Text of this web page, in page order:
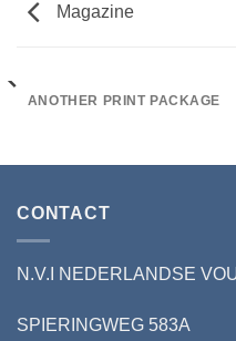
Magazine
ANOTHER PRINT PACKAGE
CONTACT
N.V.I NEDERLANDSE
SPIERINGWEG 583A